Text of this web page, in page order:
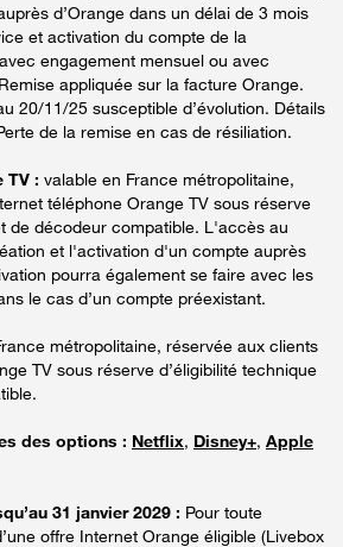
d’Orange dans un délai de 3 mois
et activation du compte de la
engagement mensuel ou avec
appliquée sur la facture Orange.
20/11/25 susceptible d’évolution. Détails
de la remise en cas de résiliation.
TV : valable en France métropolitaine,
téléphone Orange TV sous réserve
de décodeur compatible. L'accès au
et l'activation d'un compte auprès
pourra également se faire avec les
le cas d’un compte préexistant.
métropolitaine, réservée aux clients
TV sous réserve d’éligibilité technique
des options : Netflix, Disney+, Apple
31 janvier 2029 : Pour toute
offre Internet Orange éligible (Livebox